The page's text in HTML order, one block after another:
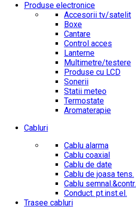
Produse electronice
Accesorii tv/satelit
Boxe
Cantare
Control acces
Lanterne
Multimetre/testere
Produse cu LCD
Sonerii
Statii meteo
Termostate
Aromaterapie
Cabluri
Cablu alarma
Cablu coaxial
Cablu de date
Cablu de joasa tens.
Cablu semnal.&contr.
Conduct. pt.inst.el.
Trasee cabluri